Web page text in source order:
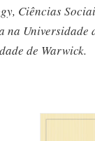
Ciências
na Universidade
de Warwick.